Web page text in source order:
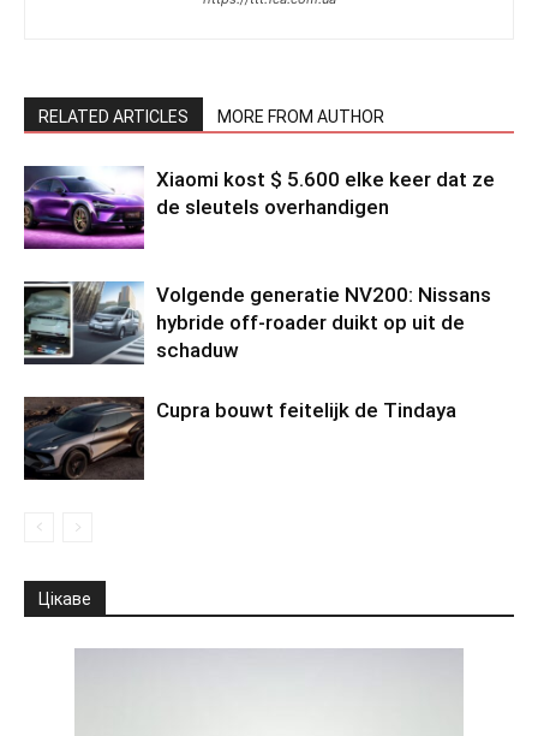
RELATED ARTICLES MORE FROM AUTHOR
Xiaomi kost $ 5.600 elke keer dat ze
de sleutels overhandigen
Volgende generatie NV200: Nissans
hybride off-roader duikt op uit de
schaduw
Cupra bouwt feitelijk de Tindaya
Цікаве